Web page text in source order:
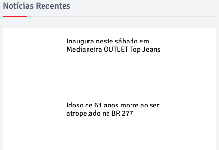
Notícias Recentes
Inaugura neste sábado em
Medianeira OUTLET Top Jeans
Idoso de 61 anos morre ao ser
atropelado na BR 277